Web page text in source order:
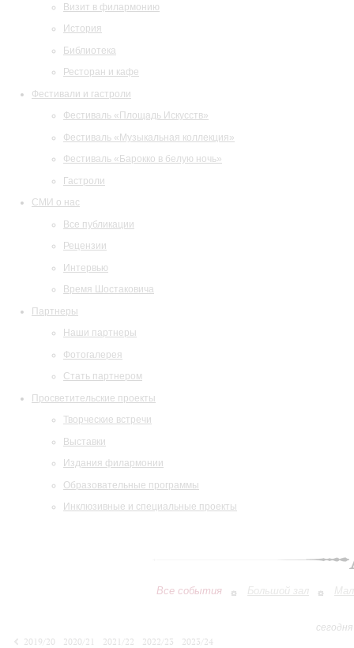
Визит в филармонию
История
Библиотека
Ресторан и кафе
Фестивали и гастроли
Фестиваль «Площадь Искусств»
Фестиваль «Музыкальная коллекция»
Фестиваль «Барокко в белую ночь»
Гастроли
СМИ о нас
Все публикации
Рецензии
Интервью
Время Шостаковича
Партнеры
Наши партнеры
Фотогалерея
Стать партнером
Просветительские проекты
Творческие встречи
Выставки
Издания филармонии
Образовательные программы
Инклюзивные и специальные проекты
Все события Большой зал
2019/20
2020/21 2021/22 2022/23
2023/24